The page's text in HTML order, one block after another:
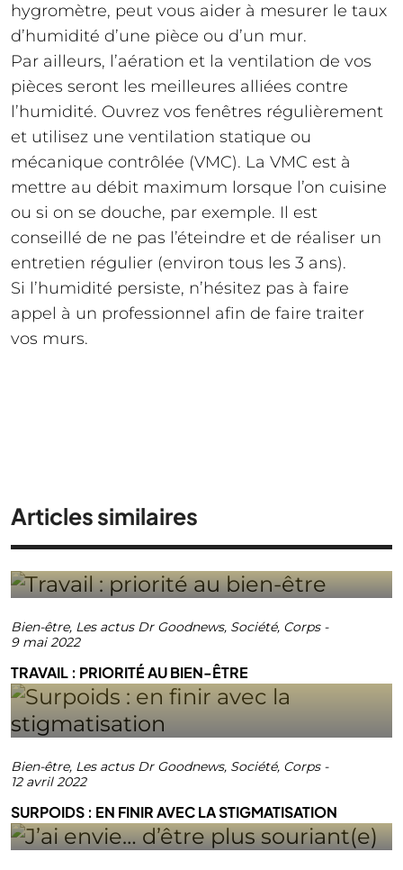
hygromètre, peut vous aider à mesurer le taux
d’humidité d’une pièce ou d’un mur.
Par ailleurs, l’aération et la ventilation de vos
pièces seront les meilleures alliées contre
l’humidité. Ouvrez vos fenêtres régulièrement
et utilisez une ventilation statique ou
mécanique contrôlée (VMC). La VMC est à
mettre au débit maximum lorsque l’on cuisine
ou si on se douche, par exemple. Il est
conseillé de ne pas l’éteindre et de réaliser un
entretien régulier (environ tous les 3 ans).
Si l’humidité persiste, n’hésitez pas à faire
appel à un professionnel afin de faire traiter
vos murs.
Articles similaires
Bien-être, Les actus Dr Goodnews, Société, Corps-
9 mai 2022
TRAVAIL : PRIORITÉ AU BIEN-ÊTRE
Bien-être, Les actus Dr Goodnews, Société, Corps-
12 avril 2022
SURPOIDS : EN FINIR AVEC LA STIGMATISATION